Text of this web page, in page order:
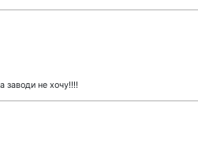
заводи не хочу!!!!